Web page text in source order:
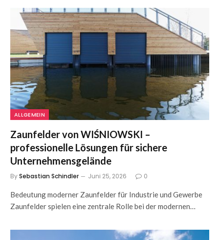
ALLGEMEIN
Zaunfelder von WIŚNIOWSKI –
professionelle Lösungen für sichere
Unternehmensgelände
BySebastian Schindler Juni 25, 2026 0
Bedeutung moderner Zaunfelder für Industrie und Gewerbe
Zaunfelder spielen eine zentrale Rolle bei der modernen…